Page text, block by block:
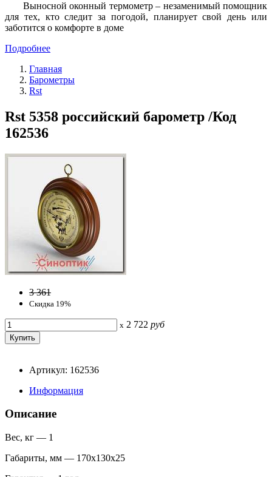
Выносной оконный термометр – незаменимый помощник
для тех, кто следит за погодой, планирует свой день или
заботится о комфорте в доме
Подробнее
Главная
Барометры
Rst
Rst 5358 российский барометр /Код
162536
3 361
Скидка 19%
x 2 722 руб
Артикул: 162536
Информация
Описание
Вес, кг — 1
Габариты, мм — 170х130х25